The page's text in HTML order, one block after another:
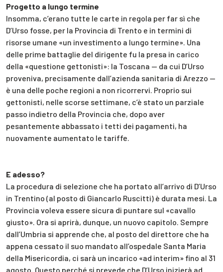
Progetto a lungo termine
Insomma, c’erano tutte le carte in regola per far sì che
D’Urso fosse, per la Provincia di Trento e in termini di
risorse umane «un investimento a lungo termine». Una
delle prime battaglie del dirigente fu la presa in carico
della «questione gettonisti»: la Toscana — da cui D’Urso
proveniva, precisamente dall’azienda sanitaria di Arezzo —
è una delle poche regioni a non ricorrervi. Proprio sui
gettonisti, nelle scorse settimane, c’è stato un parziale
passo indietro della Provincia che, dopo aver
pesantemente abbassato i tetti dei pagamenti, ha
nuovamente aumentato le tariffe.
E adesso?
La procedura di selezione che ha portato all’arrivo di D’Urso
in Trentino (al posto di Giancarlo Ruscitti) è durata mesi. La
Provincia voleva essere sicura di puntare sul «cavallo
giusto». Ora si aprirà, dunque, un nuovo capitolo. Sempre
dall’Umbria si apprende che, al posto del direttore che ha
appena cessato il suo mandato all’ospedale Santa Maria
della Misericordia, ci sarà un incarico «ad interim» fino al 31
agosto. Questo perché si prevede che D’Urso inizierà ad